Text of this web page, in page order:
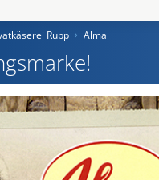
Rupp Alma